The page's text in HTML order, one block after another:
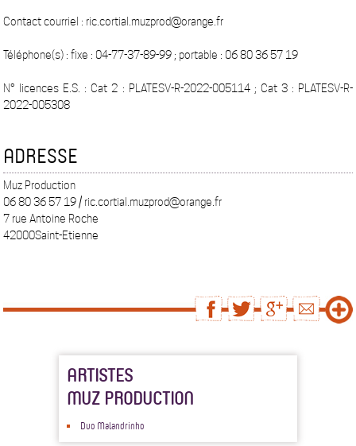
Contact courriel : ric.cortial.muzprod@orange.fr
Téléphone(s) : fixe : 04-77-37-89-99 ; portable : 06 80 36 57 19
N° licences E.S. : Cat 2 : PLATESV-R-2022-005114 ; Cat 3 : PLATESV-R-
2022-005308
ADRESSE
Muz Production
06 80 36 57 19 / ric.cortial.muzprod@orange.fr
7 rue Antoine Roche
42000Saint-Etienne
ARTISTES
MUZ PRODUCTION
Duo Malandrinho